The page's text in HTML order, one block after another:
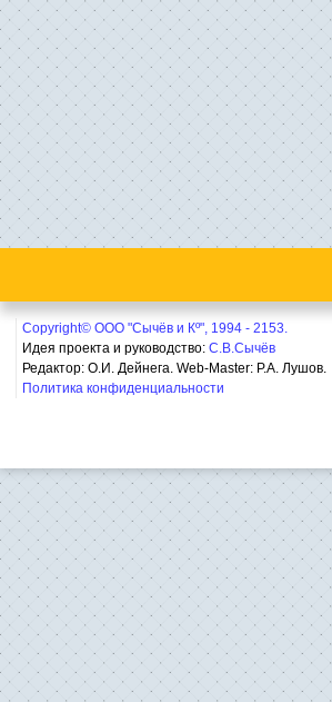
Copyright© ООО "Сычёв и Кº", 1994 - 2153.
Идея проекта и руководство: С.В.Сычёв
Редактор: О.И. Дейнега. Web-Master: Р.А. Лушов.
Политика конфиденциальности